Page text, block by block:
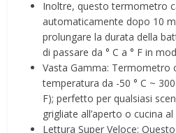
Inoltre, questo termometro
automaticamente dopo 10
prolungare la durata della
di passare da ° C a ° F in
Vasta Gamma: Termometro
temperatura da -50 ° C ~
F); perfetto per qualsiasi
grigliate all’aperto o cucina
Lettura Super Veloce: